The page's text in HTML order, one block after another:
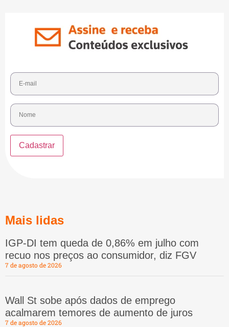
Mais lidas
IGP-DI tem queda de 0,86% em julho com
recuo nos preços ao consumidor, diz FGV
7 de agosto de 2026
Wall St sobe após dados de emprego
acalmarem temores de aumento de juros
7 de agosto de 2026